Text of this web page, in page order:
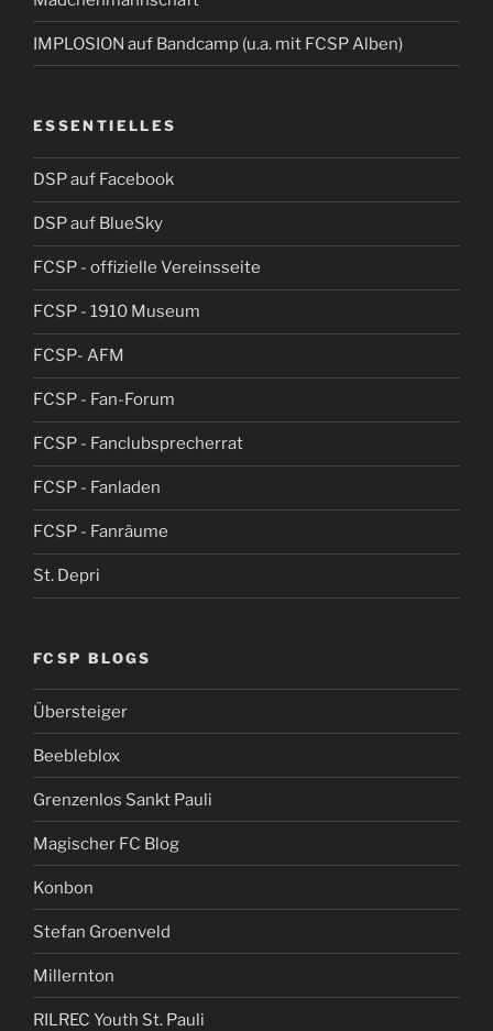
IMPLOSION auf Bandcamp (u.a. mit FCSP Alben)
ESSENTIELLES
DSP auf Facebook
DSP auf BlueSky
FCSP - offizielle Vereinsseite
FCSP - 1910 Museum
FCSP- AFM
FCSP - Fan-Forum
FCSP - Fanclubsprecherrat
FCSP - Fanladen
FCSP - Fanräume
St. Depri
FCSP BLOGS
Übersteiger
Beebleblox
Grenzenlos Sankt Pauli
Magischer FC Blog
Konbon
Stefan Groenveld
Millernton
RILREC Youth St. Pauli